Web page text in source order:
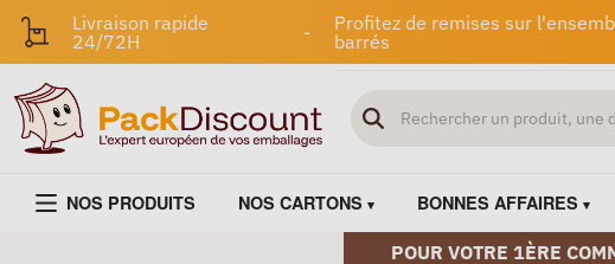
Livraison rapide
24/72H
-
Profitez de remises sur
barrés
NOS PRODUITS NOS CARTONS BONNES AFFAIRES
POUR VOTRE 1ÈRE